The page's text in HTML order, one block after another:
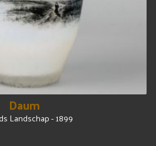
Daum
Landschap - 1899